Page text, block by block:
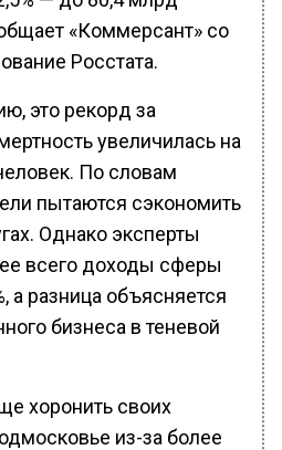
«Коммерсант» со
Росстата.
это рекорд за
увеличилась на
По словам
пытаются сэкономить
Однако эксперты
всего доходы сферы
а разница объясняется
бизнеса в теневой
хоронить своих
из-за более